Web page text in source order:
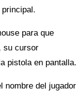
para que
su cursor
pistola en pantalla.
nombre del jugador